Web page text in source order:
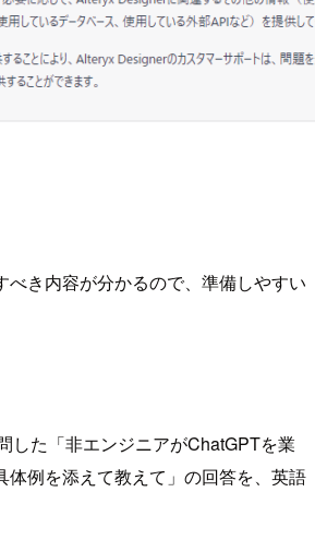
べき内容が分かるので、準備しやすい
した「非エンジニアがChatGPTを業
体例を添えて教えて」の回答を、英語